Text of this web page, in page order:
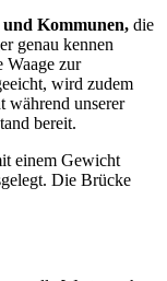
Kommunen, die
genau kennen
Waage zur
wird zudem
während unserer
bereit.
einem Gewicht
Die Brücke